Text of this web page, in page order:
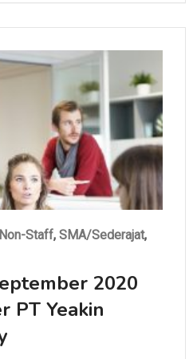
Non-Staff, SMA/Sederajat,
2020
PT Yeakin